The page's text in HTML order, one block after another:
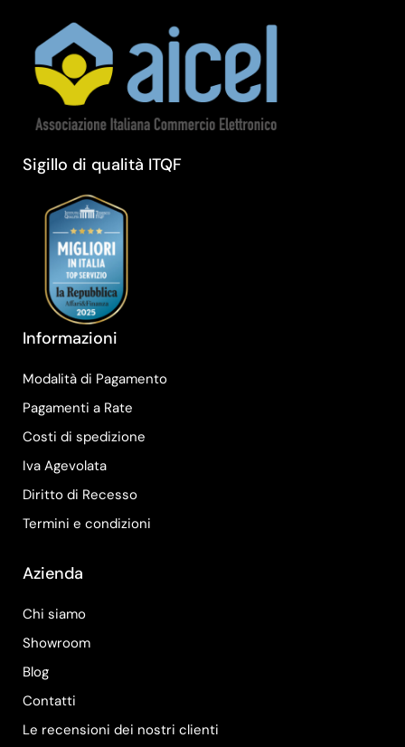
Sigillo di qualità ITQF
Informazioni
Modalità di Pagamento
Pagamenti a Rate
Costi di spedizione
Iva Agevolata
Diritto di Recesso
Termini e condizioni
Azienda
Chi siamo
Showroom
Blog
Contatti
Le recensioni dei nostri clienti